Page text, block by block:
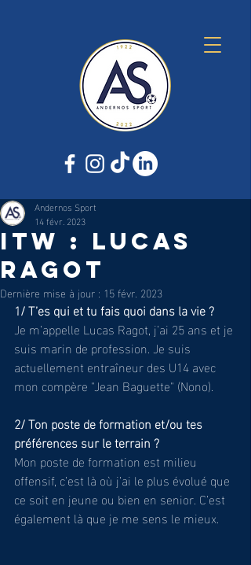
ITW : LUCAS
RAGOT
Andernos Sport
14 févr. 2023
Dernière mise à jour : 15 févr. 2023
1/ T’es qui et tu fais quoi dans la vie ?
Je m’appelle Lucas Ragot, j’ai 25 ans et je
suis marin de profession. Je suis
actuellement entraîneur des U14 avec
mon compère "Jean Baguette" (Nono).
2/ Ton poste de formation et/ou tes
préférences sur le terrain ?
Mon poste de formation est milieu
offensif, c’est là où j’ai le plus évolué que
ce soit en jeune ou bien en senior. C’est
également là que je me sens le mieux.